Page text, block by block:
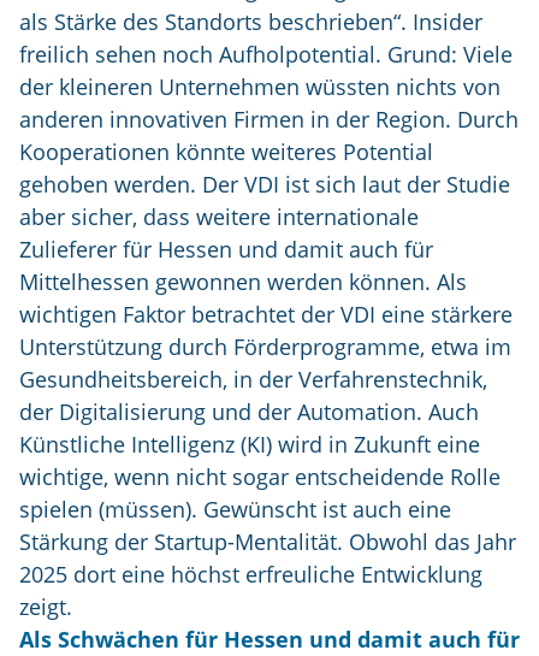
als Stärke des Standorts beschrieben“. Insider
freilich sehen noch Aufholpotential. Grund: Viele
der kleineren Unternehmen wüssten nichts von
anderen innovativen Firmen in der Region. Durch
Kooperationen könnte weiteres Potential
gehoben werden. Der VDI ist sich laut der Studie
aber sicher, dass weitere internationale
Zulieferer für Hessen und damit auch für
Mittelhessen gewonnen werden können. Als
wichtigen Faktor betrachtet der VDI eine stärkere
Unterstützung durch Förderprogramme, etwa im
Gesundheitsbereich, in der Verfahrenstechnik,
der Digitalisierung und der Automation. Auch
Künstliche Intelligenz (KI) wird in Zukunft eine
wichtige, wenn nicht sogar entscheidende Rolle
spielen (müssen). Gewünscht ist auch eine
Stärkung der Startup-Mentalität. Obwohl das Jahr
2025 dort eine höchst erfreuliche Entwicklung
zeigt.
Als Schwächen für Hessen und damit auch für